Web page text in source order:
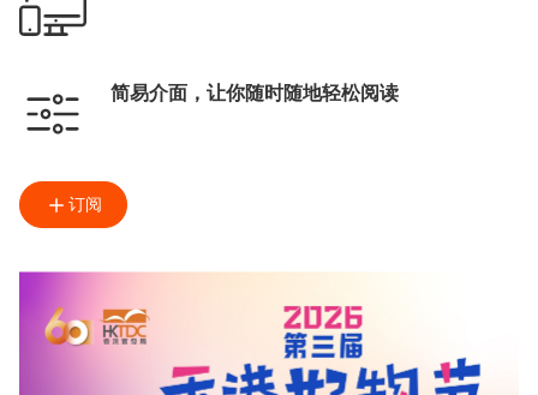
简易介面，让你随时随地轻松阅读
订阅